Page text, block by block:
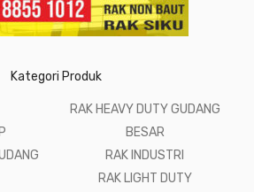
Kategori Produk
RAK HEAVY DUTY GUDANG
BESAR
RAK INDUSTRI
RAK LIGHT DUTY